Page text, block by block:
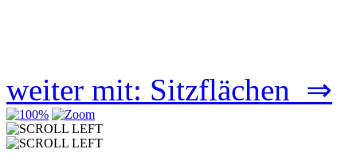
weiter mit: Sitzflächen ⇒